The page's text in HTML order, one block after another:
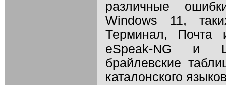
различные
Windows 11,
Терминал, Почта
eSpeak-NG и
брайлевские
каталонского